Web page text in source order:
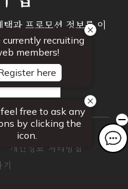
과 프로모션 정보를 이
드립니다.
하기
개인정보 처리방침